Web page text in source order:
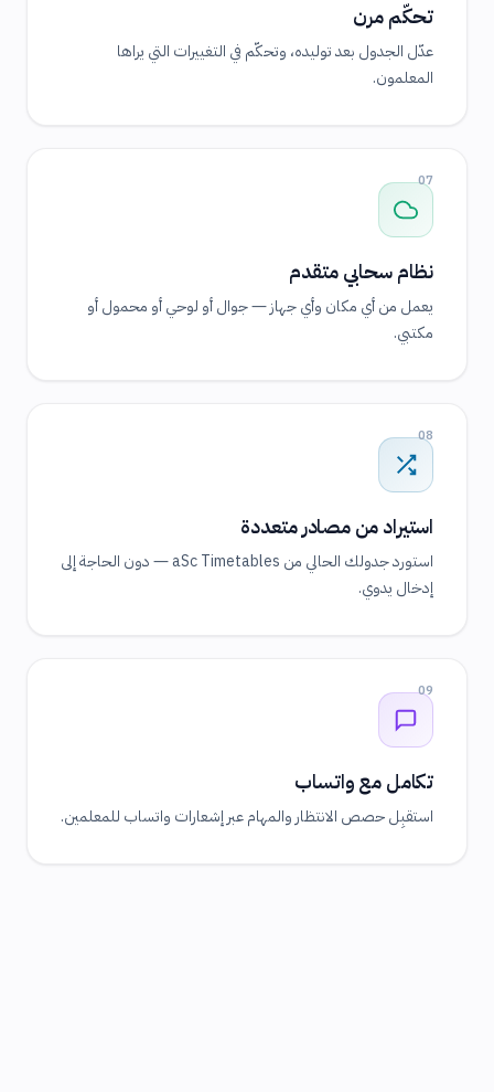
تحكّم مرن
عدّل الجدول بعد توليده، وتحكّم في التغييرات التي يراها
المعلمون.
07
نظام سحابي متقدم
يعمل من أي مكان وأي جهاز — جوال أو لوحي أو محمول أو
مكتبي.
08
استيراد من مصادر متعددة
استورد جدولك الحالي من aSc Timetables — دون الحاجة إلى
إدخال يدوي.
09
تكامل مع واتساب
استقبِل حصص الانتظار والمهام عبر إشعارات واتساب للمعلمين.